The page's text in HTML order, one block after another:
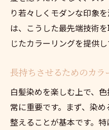
り若々しくモダンな印象
は、こうした最先端技術
じたカラーリングを提供し
長持ちさせるためのカラ
白髪染めを楽しむ上で、
常に重要です。まず、染
整えることが基本です。